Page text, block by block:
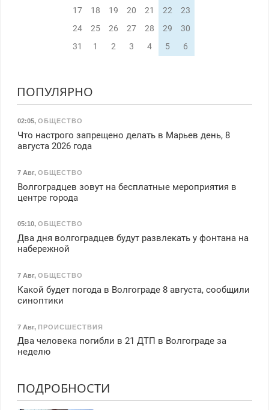
17
18 19 20 21 22
23
24
25 26 27 28 29
30
31
1 2 3 4 5 6
ПОПУЛЯРНО
02:05, ОБЩЕСТВО
Что настрого запрещено делать в Марьев день, 8
августа 2026 года
7 Авг, ОБЩЕСТВО
Волгоградцев зовут на бесплатные мероприятия в
центре города
05:10, ОБЩЕСТВО
Два дня волгоградцев будут развлекать у фонтана на
набережной
7 Авг, ОБЩЕСТВО
Какой будет погода в Волгограде 8 августа, сообщили
синоптики
7 Авг, ПРОИСШЕСТВИЯ
Два человека погибли в 21 ДТП в Волгограде за
неделю
ПОДРОБНОСТИ